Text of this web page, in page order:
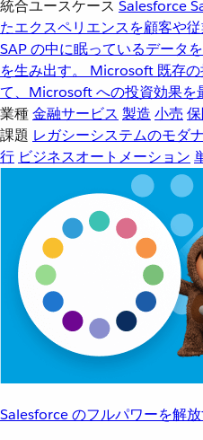
統合ユースケース Salesforce
たエクスペリエンスを顧客や
SAP の中に眠っているデータ
を生み出す。
Microsoft 既存
て、Microsoft への投資効果を
業種金融サービス 製造 小売
課題 レガシーシステムのモダ
行 ビジネスオートメーション
Salesforce のフルパワーを解